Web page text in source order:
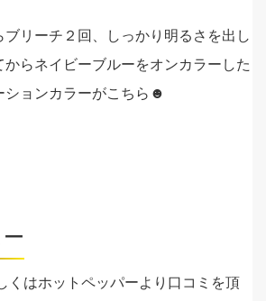
リーチ２回、しっかり明るさを出し
らネイビーブルーをオンカラーした
ションカラーがこちら☻
くはホットペッパーより口コミを頂